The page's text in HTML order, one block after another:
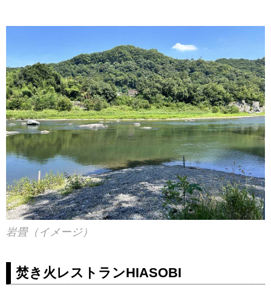
岩畳（イメージ）
焚き火レストランHIASOBI